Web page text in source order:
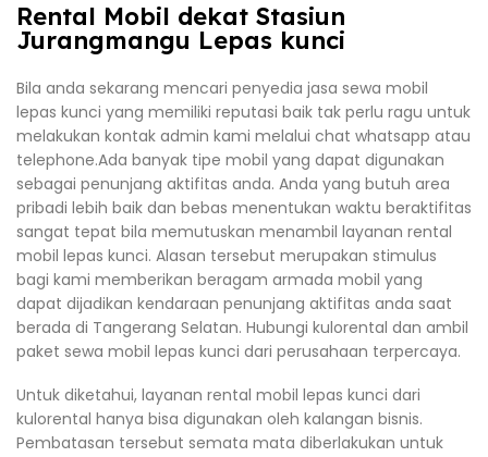
Rental Mobil dekat Stasiun
Jurangmangu Lepas kunci
Bila anda sekarang mencari penyedia jasa sewa mobil
lepas kunci yang memiliki reputasi baik tak perlu ragu untuk
melakukan kontak admin kami melalui chat whatsapp atau
telephone.Ada banyak tipe mobil yang dapat digunakan
sebagai penunjang aktifitas anda. Anda yang butuh area
pribadi lebih baik dan bebas menentukan waktu beraktifitas
sangat tepat bila memutuskan menambil layanan rental
mobil lepas kunci. Alasan tersebut merupakan stimulus
bagi kami memberikan beragam armada mobil yang
dapat dijadikan kendaraan penunjang aktifitas anda saat
berada di Tangerang Selatan. Hubungi kulorental dan ambil
paket sewa mobil lepas kunci dari perusahaan terpercaya.
Untuk diketahui, layanan rental mobil lepas kunci dari
kulorental hanya bisa digunakan oleh kalangan bisnis.
Pembatasan tersebut semata mata diberlakukan untuk